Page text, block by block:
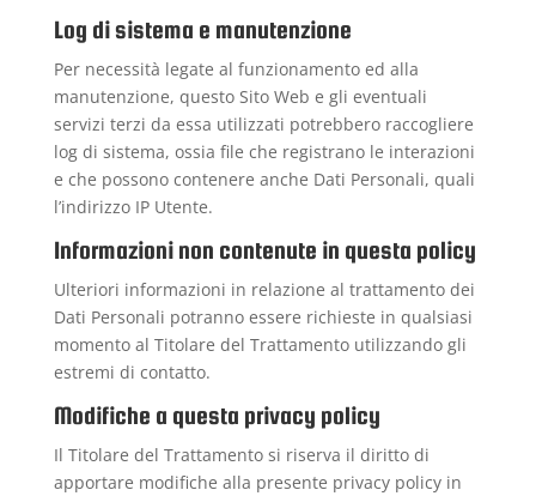
Log di sistema e manutenzione
Per necessità legate al funzionamento ed alla
manutenzione, questo Sito Web e gli eventuali
servizi terzi da essa utilizzati potrebbero raccogliere
log di sistema, ossia file che registrano le interazioni
e che possono contenere anche Dati Personali, quali
l’indirizzo IP Utente.
Informazioni non contenute in questa policy
Ulteriori informazioni in relazione al trattamento dei
Dati Personali potranno essere richieste in qualsiasi
momento al Titolare del Trattamento utilizzando gli
estremi di contatto.
Modifiche a questa privacy policy
Il Titolare del Trattamento si riserva il diritto di
apportare modifiche alla presente privacy policy in